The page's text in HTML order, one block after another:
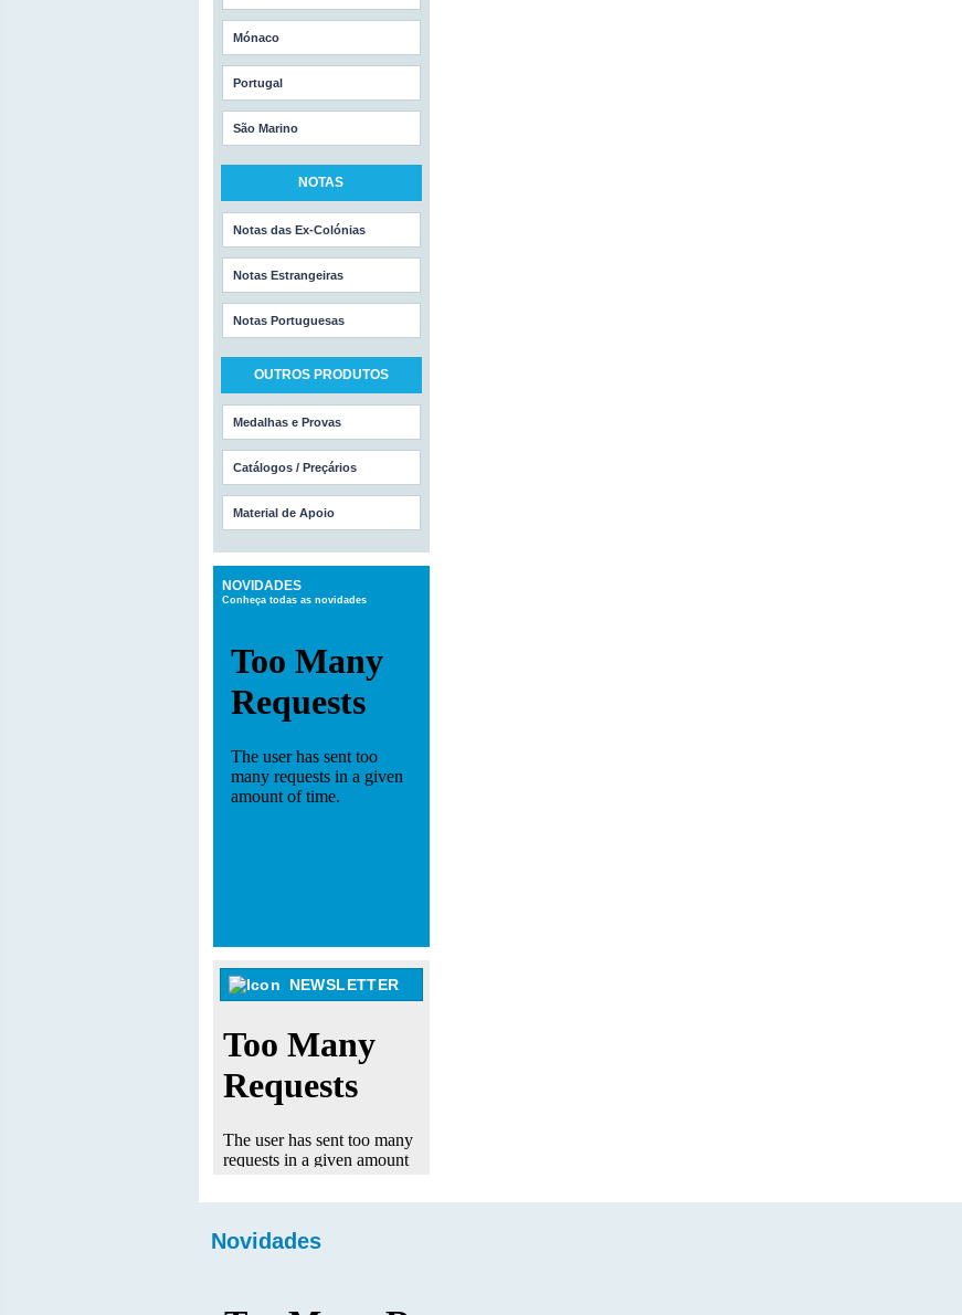
Mónaco
Portugal
São Marino
NOTAS
Notas das Ex-Colónias
Notas Estrangeiras
Notas Portuguesas
OUTROS PRODUTOS
Medalhas e Provas
Catálogos / Preçários
Material de Apoio
NOVIDADES
Conheça todas as novidades
NEWSLETTER
Novidades